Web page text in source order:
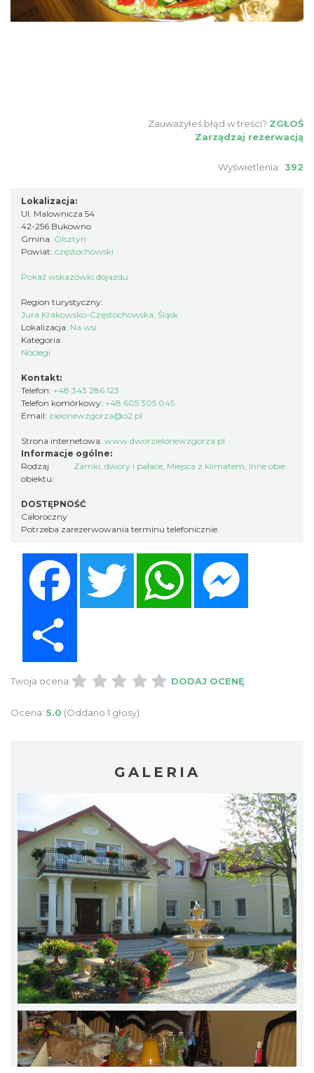
Zauważyłeś błąd w treści? ZGŁOŚ
Zarządzaj rezerwacją
Wyświetlenia: 392
Lokalizacja:
Ul. Malownicza 54
42-256 Bukowno
Gmina: Olsztyn
Powiat: częstochowski
Pokaż wskazówki dojazdu
Region turystyczny:
Jura Krakowsko-Częstochowska, Śląsk
Lokalizacja: Na wsi
Kategoria:
Noclegi
Kontakt:
Telefon: +48 343 286 123
Telefon komórkowy: +48 605 305 045
Email: zielonewzgorza@o2.pl
Strona internetowa: www.dworzielonewzgorza.pl
Informacje ogólne:
Rodzaj
obiektu:
Zamki, dwory i pałace, Miejsca z klimatem, Inne obiekty noclegowe
DOSTĘPNOŚĆ
Całoroczny
Potrzeba zarezerwowania terminu telefonicznie.
Twitter WhatsApp
Twoja ocena: DODAJ OCENĘ
Ocena: 5.0 (Oddano 1 głosy)
GALERIA